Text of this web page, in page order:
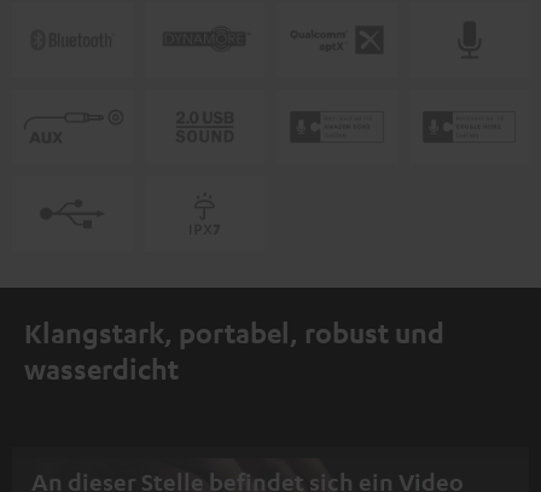
Klangstark, portabel, robust und
wasserdicht
An dieser Stelle befindet sich ein Video